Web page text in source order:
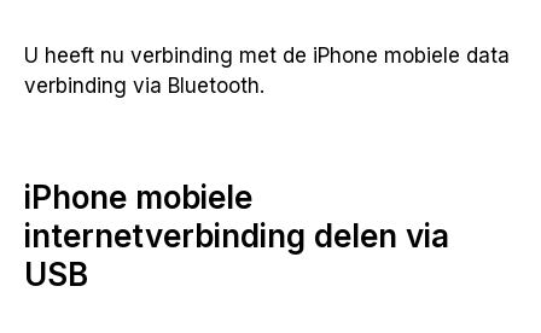
U heeft nu verbinding met de iPhone mobiele data
verbinding via Bluetooth.
iPhone mobiele
internetverbinding delen via
USB